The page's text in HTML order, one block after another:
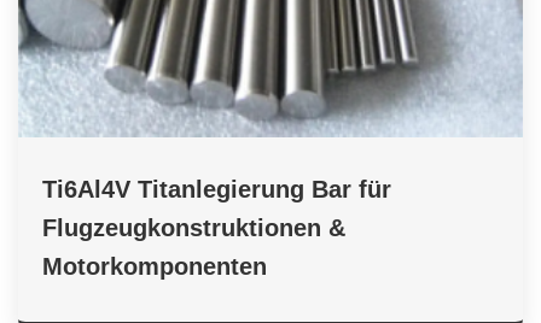
Ti6Al4V Titanlegierung Bar für
Flugzeugkonstruktionen &
Motorkomponenten